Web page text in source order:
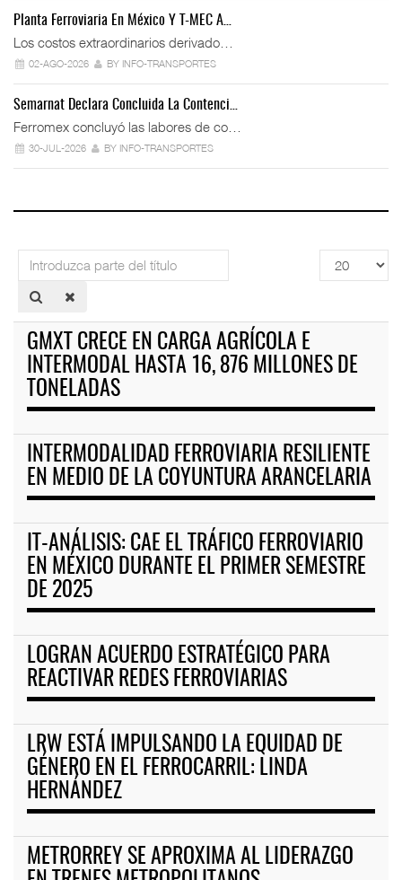
Planta Ferroviaria En México Y T-MEC A…
Los costos extraordinarios derivado…
02-AGO-2026 BY INFO-TRANSPORTES
Semarnat Declara Concluida La Contenci…
Ferromex concluyó las labores de co…
30-JUL-2026 BY INFO-TRANSPORTES
Introduzca
parte
del
Cantidad
a
GMXT CRECE EN CARGA AGRÍCOLA E
INTERMODAL HASTA 16, 876 MILLONES DE
TONELADAS
INTERMODALIDAD FERROVIARIA RESILIENTE
EN MEDIO DE LA COYUNTURA ARANCELARIA
IT-ANÁLISIS: CAE EL TRÁFICO FERROVIARIO
EN MÉXICO DURANTE EL PRIMER SEMESTRE
DE 2025
LOGRAN ACUERDO ESTRATÉGICO PARA
REACTIVAR REDES FERROVIARIAS
LRW ESTÁ IMPULSANDO LA EQUIDAD DE
GÉNERO EN EL FERROCARRIL: LINDA
HERNÁNDEZ
METRORREY SE APROXIMA AL LIDERAZGO